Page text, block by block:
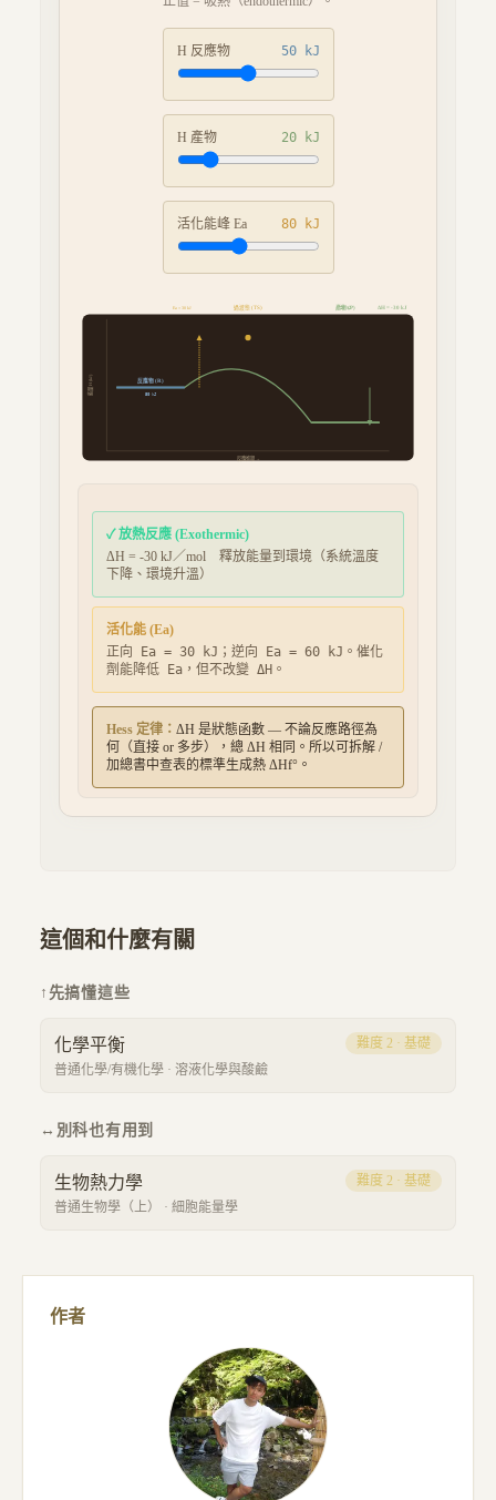
H 反應物 50kJ
H 產物 20kJ
活化能峰 Ea 80kJ
反應進程 →
能量 H (kJ) 反應物 (R)
50kJ
產物 (P)
20 kJ
過渡態 (TS)
Ea =30kJ ΔH = -30kJ
✓ 放熱反應 (Exothermic)
ΔH = -30 kJ／mol 釋放能量到環境（系統溫度
下降、環境升溫）
活化能 (Ea)
正向 Ea = 30 kJ；逆向 Ea = 60 kJ。催化
劑能降低 Ea，但不改變 ΔH。
Hess 定律： ΔH 是狀態函數 — 不論反應路徑為
何（直接 or 多步），總 ΔH 相同。所以可拆解 /
加總書中查表的標準生成熱 ΔHf°。
這個和什麼有關
↑ 先搞懂這些
化學平衡
普通化學/有機化學 · 溶液化學與酸鹼
難度 2 · 基礎
↔ 別科也有用到
生物熱力學
普通生物學（上） · 細胞能量學
難度 2 · 基礎
作者